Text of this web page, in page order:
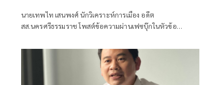
นายเทพไท เสนพงศ์ นักวิเคราะห์การเมือง อดีต
สส.นครศรีธรรมราช โพสต์ข้อความผ่านเฟซบุ๊กในหัวข้อ